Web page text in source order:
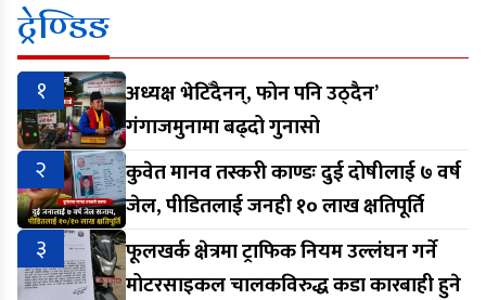
ट्रेण्डिङ
१
अध्यक्ष भेटिँदैनन्, फोन पनि उठ्दैन’
गंगाजमुनामा बढ्दो गुनासो
२
कुवेत मानव तस्करी काण्डः दुई दोषीलाई ७ वर्ष
जेल, पीडितलाई जनही १० लाख क्षतिपूर्ति
३
फूलखर्क क्षेत्रमा ट्राफिक नियम उल्लंघन गर्ने
मोटरसाइकल चालकविरुद्ध कडा कारबाही हुने